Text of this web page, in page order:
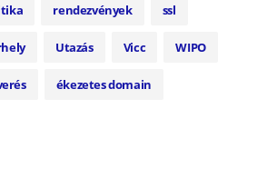
rendezvények ssl
Utazás Vicc WIPO
ékezetes domain